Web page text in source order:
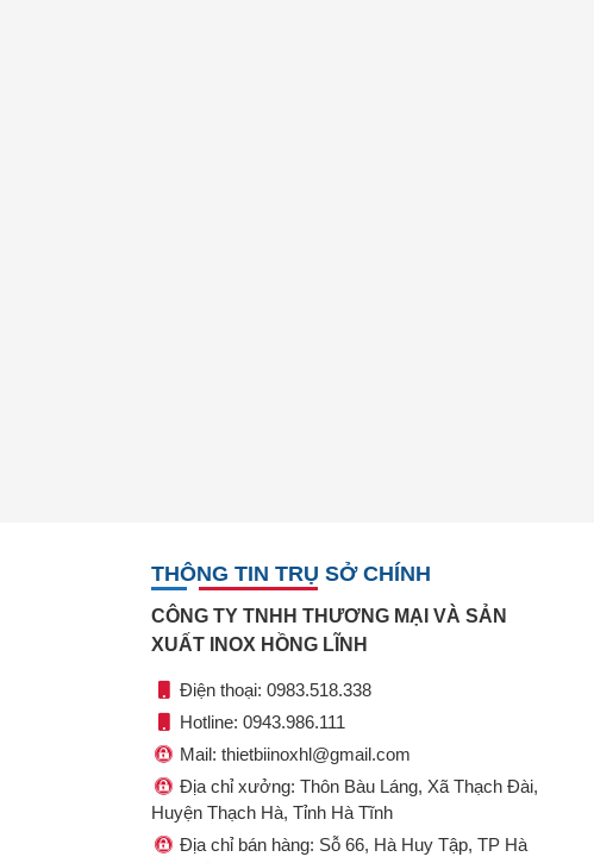
THÔNG TIN TRỤ SỞ CHÍNH
CÔNG TY TNHH THƯƠNG MẠI VÀ SẢN
XUẤT INOX HỒNG LĨNH
Điện thoại: 0983.518.338
Hotline: 0943.986.111
Mail: thietbiinoxhl@gmail.com
Địa chỉ xưởng: Thôn Bàu Láng, Xã Thạch Đài,
Huyện Thạch Hà, Tỉnh Hà Tĩnh
Địa chỉ bán hàng: Sỗ 66, Hà Huy Tập, TP Hà